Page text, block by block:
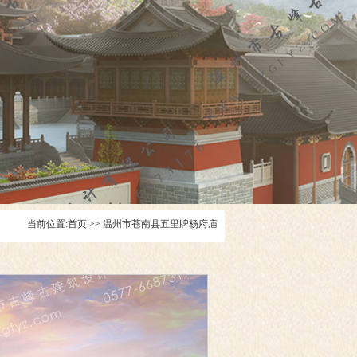
当前位置:首页 >> 温州市苍南县五里牌杨府庙